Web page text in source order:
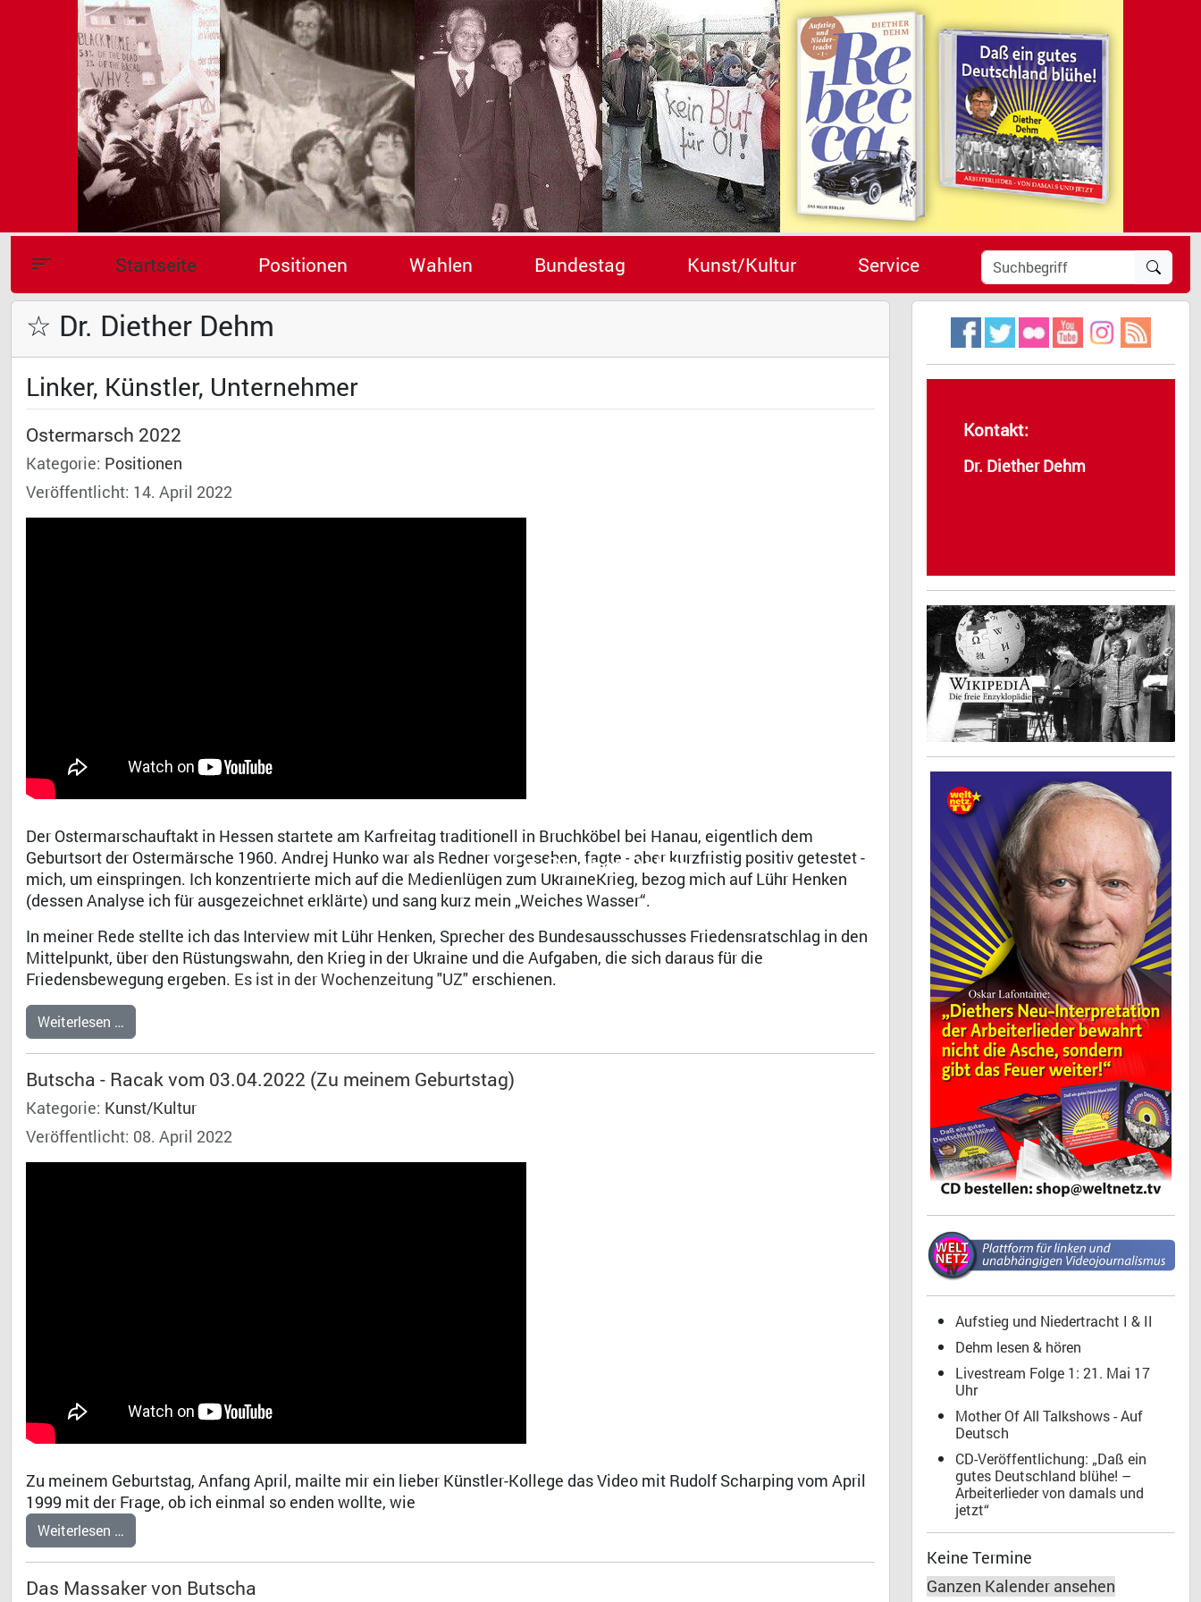
Dr. Diether Dehm
Startseite Positionen Wahlen Bundestag Kunst/Kultur Service
☆ Dr. Diether Dehm
Linker, Künstler, Unternehmer
Ostermarsch 2022
Kategorie: Positionen
Veröffentlicht: 14. April 2022
Der Ostermarschauftakt in Hessen startete am Karfreitag traditionell in Bruchköbel bei Hanau, eigentlich dem
Geburtsort der Ostermärsche 1960. Andrej Hunko war als Redner vorgesehen, fagte - aber kurzfristig positiv getestet -
mich, um einspringen. Ich konzentrierte mich auf die Medienlügen zum UkraineKrieg, bezog mich auf Lühr Henken
(dessen Analyse ich für ausgezeichnet erklärte) und sang kurz mein „Weiches Wasser“.
In meiner Rede stellte ich das Interview mit Lühr Henken, Sprecher des Bundesausschusses Friedensratschlag in den
Mittelpunkt, über den Rüstungswahn, den Krieg in der Ukraine und die Aufgaben, die sich daraus für die
Friedensbewegung ergeben. Es ist in der Wochenzeitung "UZ" erschienen.
Weiterlesen …
Butscha - Racak vom 03.04.2022 (Zu meinem Geburtstag)
Kategorie: Kunst/Kultur
Veröffentlicht: 08. April 2022
Zu meinem Geburtstag, Anfang April, mailte mir ein lieber Künstler-Kollege das Video mit Rudolf Scharping vom April
1999 mit der Frage, ob ich einmal so enden wollte, wie
Weiterlesen …
Das Massaker von Butscha
Kontakt:
Dr. Diether Dehm
Aufstieg und Niedertracht I & II
Dehm lesen & hören
Livestream Folge 1: 21. Mai 17
Uhr
Mother Of All Talkshows - Auf
Deutsch
CD-Veröffentlichung: „Daß ein
gutes Deutschland blühe! –
Arbeiterlieder von damals und
jetzt“
Keine Termine
Ganzen Kalender ansehen